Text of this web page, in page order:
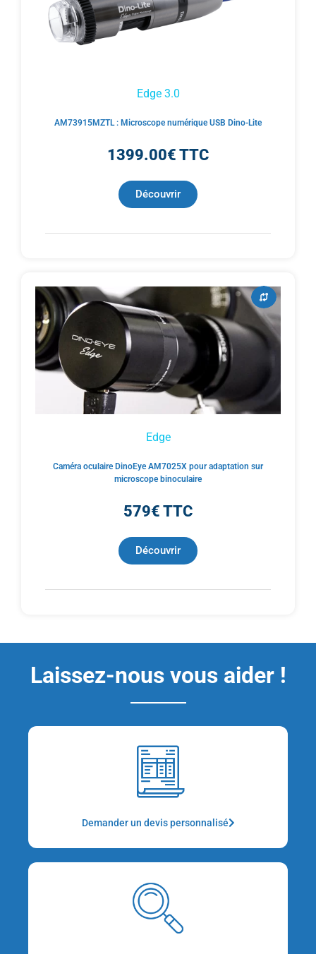
Edge 3.0
AM73915MZTL : Microscope numérique USB Dino-Lite
1399.00€ TTC
Découvrir
Edge
Caméra oculaire DinoEye AM7025X pour adaptation sur
microscope binoculaire
579€ TTC
Découvrir
Laissez-nous vous aider !
Demander un devis personnalisé